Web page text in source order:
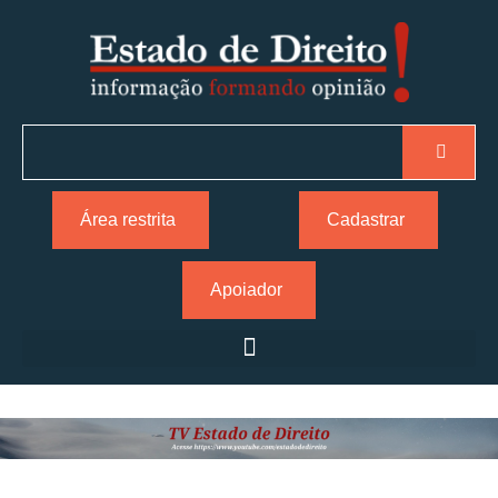
Área restrita Cadastrar
Apoiador